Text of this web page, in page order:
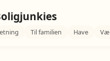
Til familien Have